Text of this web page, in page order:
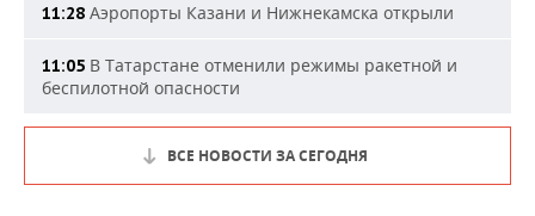
11:28 Аэропорты Казани и Нижнекамска открыли
11:05 В Татарстане отменили режимы ракетной и
беспилотной опасности
ВСЕ НОВОСТИ ЗА СЕГОДНЯ